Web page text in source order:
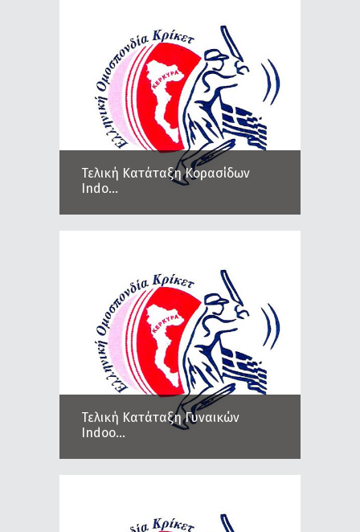
Τελική Κατάταξη Κορασίδων
Indo...
Τελική Κατάταξη Γυναικών
Indoo...